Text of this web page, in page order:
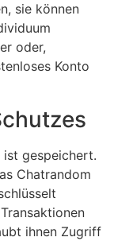
sie können
oder,
Konto
ist gespeichert.
Chatrandom
ihnen Zugriff